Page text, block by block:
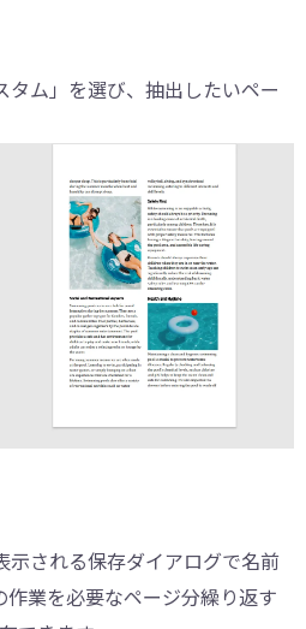
タム」を選び、抽出したいペー
示される保存ダイアログで名前
作業を必要なページ分繰り返す